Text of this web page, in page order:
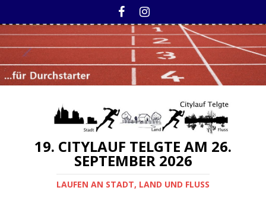
19. CITYLAUF TELGTE AM 26.
SEPTEMBER 2026
LAUFEN AN STADT, LAND UND FLUSS